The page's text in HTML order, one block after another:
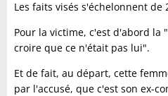
Les faits visés s'échelonnent de
Pour la victime, c'est d'abord la
croire que ce n'était pas lui".
Et de fait, au départ, cette
par l'accusé, que c'est son ex-